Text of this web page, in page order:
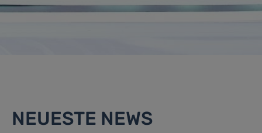
NEUESTE NEWS